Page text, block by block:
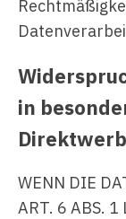
in
WENN DIE
ART. 6 ABS. 1